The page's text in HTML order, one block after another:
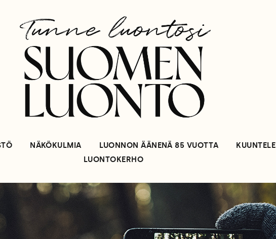
NÄKÖKULMIA LUONNON ÄÄNENÄ 85 VUOTTA KUUNTELE
LUONTOKERHO